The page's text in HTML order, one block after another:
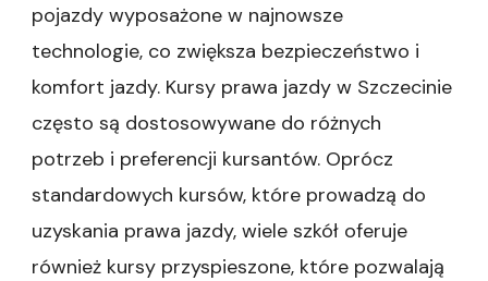
pojazdy wyposażone w najnowsze
technologie, co zwiększa bezpieczeństwo i
komfort jazdy. Kursy prawa jazdy w Szczecinie
często są dostosowywane do różnych
potrzeb i preferencji kursantów. Oprócz
standardowych kursów, które prowadzą do
uzyskania prawa jazdy, wiele szkół oferuje
również kursy przyspieszone, które pozwalają